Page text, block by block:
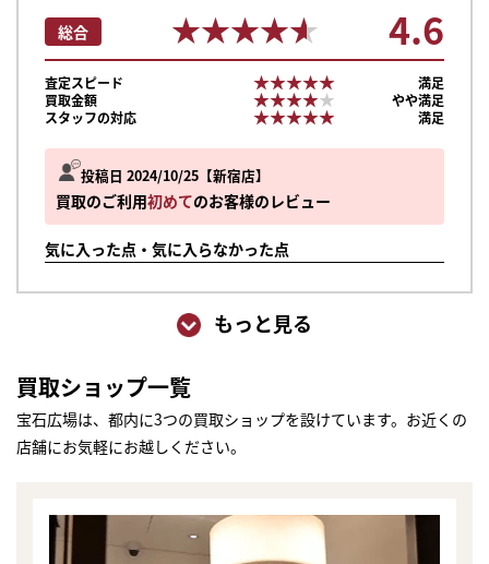
投稿日 2024/10/25 新宿店
買取のご利用初めてのお客様のレビュー
気に入った点・気に入らなかった点
総合 ★★★★★
★★★★★ 4.6
査定スピード ★★★★★
★★★★★
満足
買取金額
★★★★★
★★★★★
やや満足
スタッフの対応
★★★★★
★★★★★ 満足
もっと見る
買取ショップ一覧
宝石広場は、都内に3つの買取ショップを設けています。お近くの
店舗にお気軽にお越しください。
かんたん30秒でお試し査定